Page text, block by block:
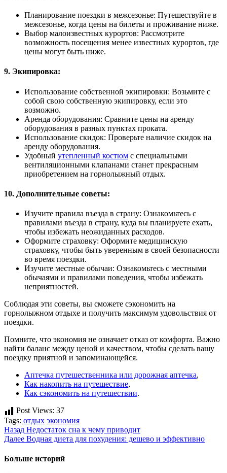
Планирование поездки в межсезонье: Путешествуйте в
межсезонье, когда цены на билеты и проживание ниже.
Выбор малоизвестных курортов: Рассмотрите
возможность посещения менее известных курортов, где
цены могут быть ниже.
9. Экипировка:
Использование собственной экипировки: Возьмите с
собой свою собственную экипировку, если это
возможно.
Аренда оборудования: Сравните цены на аренду
оборудования в разных пунктах проката.
Использование скидок: Проверьте наличие скидок на
аренду оборудования.
Удобный утепленный костюм с специальными
вентиляционными клапанами станет прекрасным
приобретением на горнолыжный отдых.
10. Дополнительные советы:
Изучите правила въезда в страну: Ознакомьтесь с
правилами въезда в страну, куда вы планируете ехать,
чтобы избежать неожиданных расходов.
Оформите страховку: Оформите медицинскую
страховку, чтобы быть уверенным в своей безопасности
во время поездки.
Изучите местные обычаи: Ознакомьтесь с местными
обычаями и правилами поведения, чтобы избежать
неприятностей.
Соблюдая эти советы, вы сможете сэкономить на
горнолыжном отдыхе и получить максимум удовольствия от
поездки.
Помните, что экономия не означает отказ от комфорта. Важно
найти баланс между ценой и качеством, чтобы сделать вашу
поездку приятной и запоминающейся.
Аптечка путешественника или дорожная аптечка,
Как накопить на путешествие,
Как сэкономить на путешествии.
Post Views: 37
Tags: отдых экономия
Продолжить
чтение
Назад Недостаток сна к чему приводит
Далее Водная диета для похудения: дешево и эффективно
Больше историй